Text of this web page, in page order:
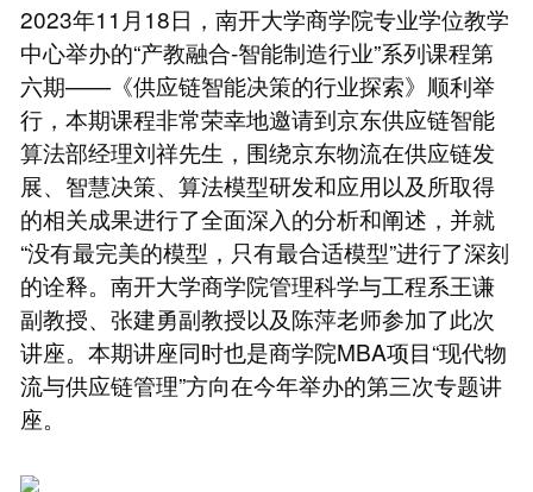
2023年11月18日，南开大学商学院专业学位教学
中心举办的“产教融合-智能制造行业”系列课程第
六期——《供应链智能决策的行业探索》顺利举
行，本期课程非常荣幸地邀请到京东供应链智能
算法部经理刘祥先生，围绕京东物流在供应链发
展、智慧决策、算法模型研发和应用以及所取得
的相关成果进行了全面深入的分析和阐述，并就
“没有最完美的模型，只有最合适模型”进行了深刻
的诠释。南开大学商学院管理科学与工程系王谦
副教授、张建勇副教授以及陈萍老师参加了此次
讲座。本期讲座同时也是商学院MBA项目“现代物
流与供应链管理”方向在今年举办的第三次专题讲
座。